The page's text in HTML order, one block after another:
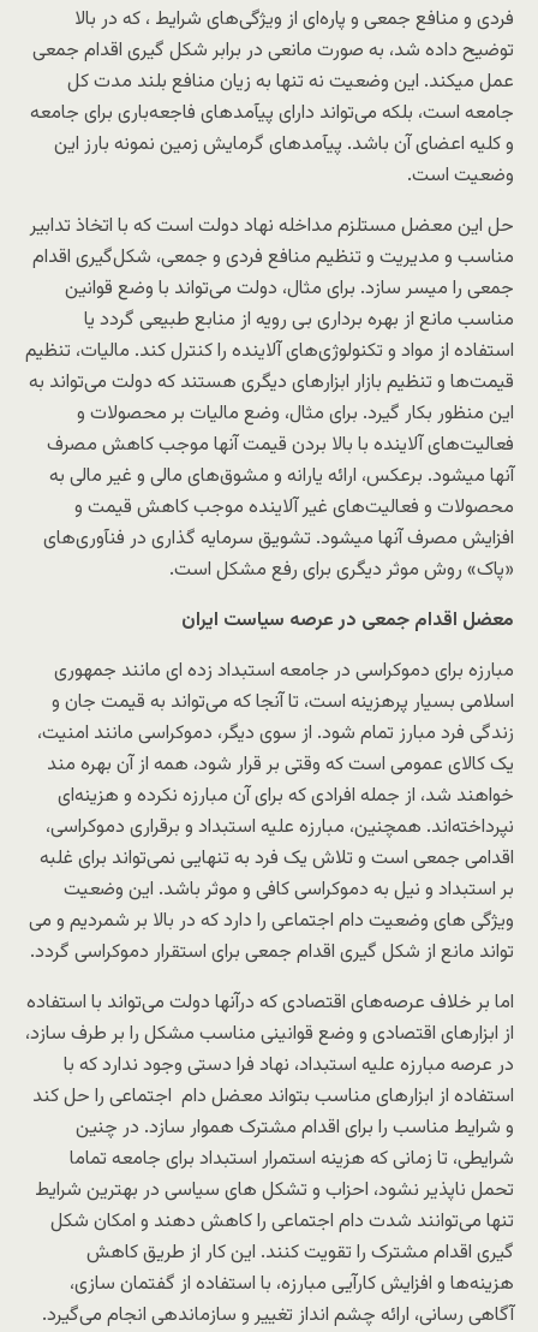
فردی و منافع جمعی و پاره‌ای از ویژگی‌های شرایط ، که در بالا
توضیح داده شد، به صورت مانعی در برابر شکل گیری اقدام جمعی
عمل میکند. این وضعیت نه تنها به زیان منافع بلند مدت کل
جامعه است، بلکه می‌تواند دارای پیآمدهای فاجعه‌باری برای جامعه
و کلیه اعضای آن باشد. پیآمدهای گرمایش زمین نمونه بارز این
وضعیت است.
حل این معضل مستلزم مداخله نهاد دولت است که با اتخاذ تدابیر
مناسب و مدیریت و تنظیم منافع فردی و جمعی، شکل‌گیری اقدام
جمعی را میسر سازد. برای مثال، دولت می‌تواند با وضع قوانین
مناسب مانع از بهره برداری بی رویه از منابع طبیعی گردد یا
استفاده از مواد و تکنولوژی‌های آلاینده را کنترل کند. مالیات، تنظیم
قیمت‌ها و تنظیم بازار ابزارهای دیگری هستند که دولت می‌تواند به
این منظور بکار گیرد. برای مثال، وضع مالیات بر محصولات و
فعالیت‌های آلاینده با بالا بردن قیمت آنها موجب کاهش مصرف
آنها میشود. برعکس، ارائه یارانه و مشوق‌های مالی و غیر مالی به
محصولات و فعالیت‌های غیر آلاینده موجب کاهش قیمت و
افزایش مصرف آنها میشود. تشویق سرمایه گذاری در فنآوری‌های
«پاک» روش موثر دیگری برای رفع مشکل است.
معضل اقدام جمعی در عرصه سیاست ایران
مبارزه برای دموکراسی در جامعه استبداد زده ای مانند جمهوری
اسلامی بسیار پرهزینه است، تا آنجا که می‌تواند به قیمت جان و
زندگی فرد مبارز تمام شود. از سوی دیگر، دموکراسی مانند امنیت،
یک کالای عمومی است که وقتی بر قرار شود، همه از آن بهره مند
خواهند شد، از جمله افرادی که برای آن مبارزه نکرده و هزینه‌‌ای
نپرداخته‌اند. همچنین، مبارزه علیه استبداد و برقراری دموکراسی،
اقدامی جمعی است و تلاش یک فرد به تنهایی نمی‌تواند برای غلبه
بر استبداد و نیل به دموکراسی کافی و موثر باشد. این وضعیت
ویژگی های وضعیت دام اجتماعی را دارد که در بالا بر شمردیم و می
تواند مانع از شکل گیری اقدام جمعی برای استقرار دموکراسی گردد.
اما بر خلاف عرصه‌های اقتصادی که درآنها دولت می‌تواند با استفاده
از ابزارهای اقتصادی و وضع قوانینی مناسب مشکل را بر طرف سازد،
در عرصه مبارزه علیه استبداد، نهاد فرا دستی وجود ندارد که با
استفاده از ابزارهای مناسب بتواند معضل دام اجتماعی را حل کند
و شرایط مناسب را برای اقدام مشترک هموار سازد. در چنین
شرایطی، تا زمانی که هزینه استمرار استبداد برای جامعه تماما
تحمل ناپذیر نشود، احزاب و تشکل های سیاسی در بهترین شرایط
تنها می‌توانند شدت دام اجتماعی را کاهش دهند و امکان شکل
گیری اقدام مشترک را تقویت کنند. این کار از طریق کاهش
هزینه‌ها و افزایش کارآیی مبارزه، با استفاده از گفتمان سازی،
آگاهی رسانی، ارائه چشم انداز تغییر و سازماندهی انجام می‌گیرد.